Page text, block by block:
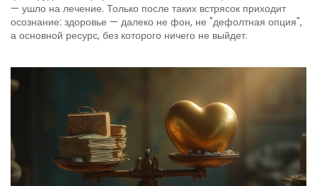
— ушло на лечение. Только после таких встрясок приходит
осознание: здоровье — далеко не фон, не "дефолтная опция",
а основной ресурс, без которого ничего не выйдет.